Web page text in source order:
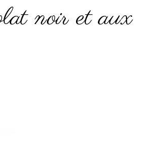
noir et aux